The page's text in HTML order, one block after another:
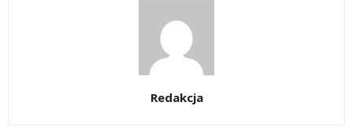
Redakcja